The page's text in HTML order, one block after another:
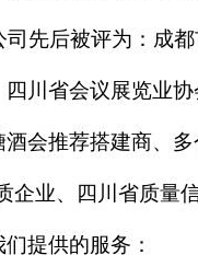
先后被评为：成
川省会议展览业
会推荐搭建商、
企业、四川省质量
们提供的服务：